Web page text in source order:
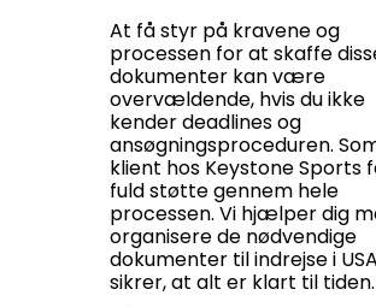
At få styr på kravene og
processen for at skaffe
dokumenter kan være
overvældende, hvis du ikke
kender deadlines og
ansøgningsproceduren.
klient hos Keystone Sports
fuld støtte gennem hele
processen. Vi hjælper dig
organisere de nødvendige
dokumenter til indrejse i
sikrer, at alt er klart til tiden.